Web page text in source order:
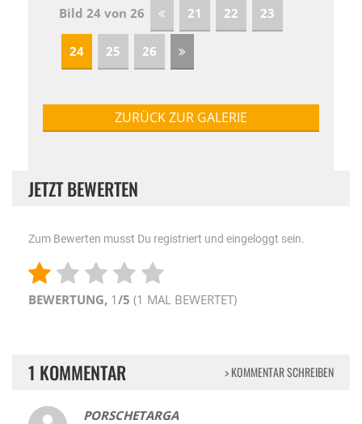
Bild 24 von 26 21 22 23
24 25 26
ZURÜCK ZUR GALERIE
JETZT BEWERTEN
Zum Bewerten musst Du registriert und eingeloggt sein.
BEWERTUNG, 1/5 (1 MAL BEWERTET)
1 KOMMENTAR > KOMMENTAR SCHREIBEN
PORSCHETARGA